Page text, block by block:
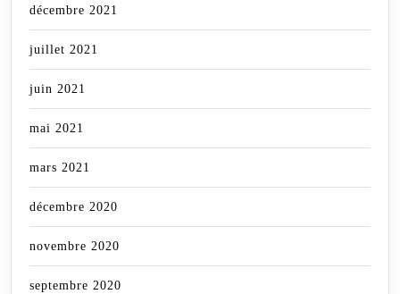
décembre 2021
juillet 2021
juin 2021
mai 2021
mars 2021
décembre 2020
novembre 2020
septembre 2020